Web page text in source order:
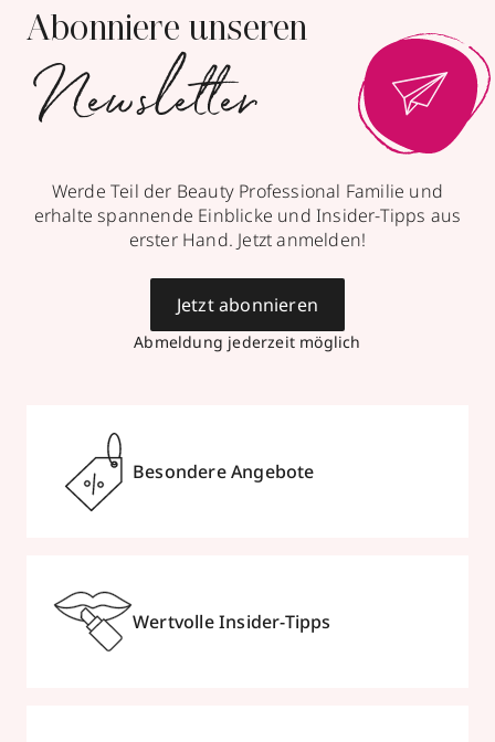
Abonniere unseren
Newsletter
Werde Teil der Beauty Professional Familie und
erhalte spannende Einblicke und Insider-Tipps aus
erster Hand. Jetzt anmelden!
Abmeldung jederzeit möglich
Jetzt abonnieren
Besondere Angebote
Wertvolle Insider-Tipps